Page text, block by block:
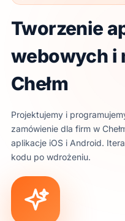
Tworzenie
webowych
Chełm
Projektujemy i
zamówienie dla firm w
aplikacje iOS i Android.
kodu po wdrożeniu.